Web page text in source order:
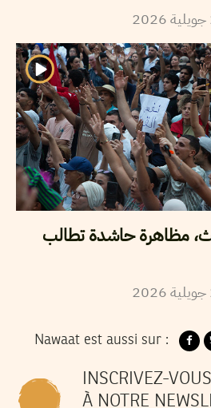
جويلية2026
مظاهرة حاشدة تطالب
جويلية2026
Nawaat est aussi sur :
INSCRIVEZ-VOUS
À NOTRE